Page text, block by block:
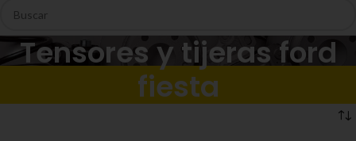
Tensores y tijeras ford
fiesta